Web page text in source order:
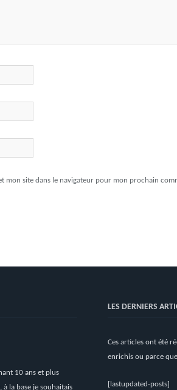
mon site dans le navigateur pour mon prochain
10 ans et plus
la base je souhaitais
LES DERNIERS
Ces articles ont été
enrichis ou parce
[lastupdated-posts]